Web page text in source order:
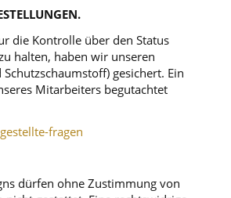
die Kontrolle über den Status
halten, haben wir unseren
gesichert. Ein
Mitarbeiters begutachtet
fragen
dürfen ohne Zustimmung von